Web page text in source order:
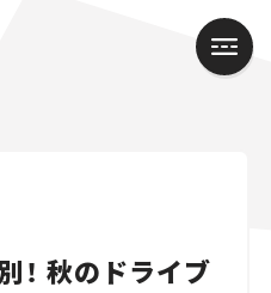
！ 秋のドライブ